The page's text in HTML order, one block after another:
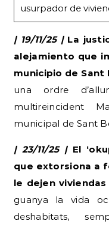
usurpador de
| 19/11/25 |La
alejamiento que
municipio de Sant
una ordre
multireincident
municipal de Sant
| 23/11/25 |El
que extorsiona a
le dejen viviendas
guanya la vida
deshabitats,